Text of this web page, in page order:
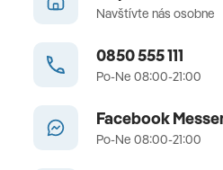
Navštívte nás osobne
0850 555 111
Po-Ne 08:00-21:00
Facebook
Po-Ne 08:00-21:00